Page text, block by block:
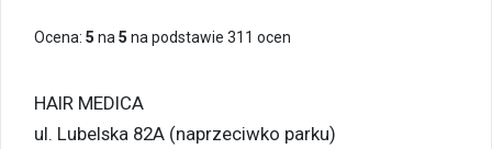
Ocena: 5 na 5 na podstawie 311 ocen
HAIR MEDICA
ul. Lubelska 82A (naprzeciwko parku)